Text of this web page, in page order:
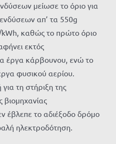
μείωσε το όριο για
απ’ τα 550g
καθώς το πρώτο όριο
εκτός
έργα κάρβουνου, ενώ το
φυσικού αερίου.
τη στήριξη της
βιομηχανίας
έβλεπε το αδιέξοδο δρόμο
ηλεκτροδότηση.